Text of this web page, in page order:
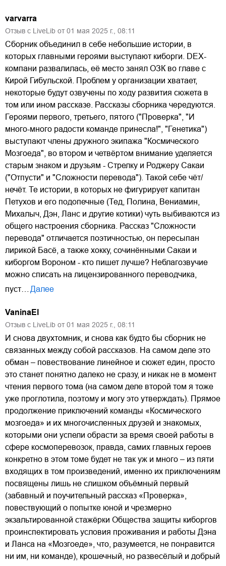
varvarra
Отзыв с LiveLib от 01 мая 2025 г., 08:11
Сборник объединил в себе небольшие истории, в
которых главными героями выступают киборги. DEX-
компани развалилась, её место занял ОЗК во главе с
Кирой Гибульской. Проблем у организации хватает,
некоторые будут озвучены по ходу развития сюжета в
том или ином рассказе. Рассказы сборника чередуются.
Героями первого, третьего, пятого ("Проверка", "И
много-много радости команде принесла!", "Генетика")
выступают члены дружного экипажа "Космического
Мозгоеда", во втором и четвёртом внимание уделяется
старым знаком и друзьям - Стрелку и Роджеру Сакаи
("Отпусти" и "Сложности перевода"). Такой себе чёт/
нечёт. Те истории, в которых не фигурирует капитан
Петухов и его подопечные (Тед, Полина, Вениамин,
Михалыч, Дэн, Ланс и другие котики) чуть выбиваются из
общего настроения сборника. Рассказ "Сложности
перевода" отличается поэтичностью, он пересыпан
лирикой Басё, а также хокку, сочинёнными Сакаи и
киборгом Вороном - кто пишет лучше? Неблагозвучие
можно списать на лицензированного переводчика,
пуст…
Далее
VaninaEl
Отзыв с LiveLib от 01 мая 2025 г., 08:11
И снова двухтомник, и снова как будто бы сборник не
связанных между собой рассказов. На самом деле это
обман – повествование линейное и сюжет един, просто
это станет понятно далеко не сразу, и никак не в момент
чтения первого тома (на самом деле второй том я тоже
уже проглотила, поэтому и могу это утверждать). Прямое
продолжение приключений команды «Космического
мозгоеда» и их многочисленных друзей и знакомых,
которыми они успели обрасти за время своей работы в
сфере космоперевозок, правда, самих главных героев
конкретно в этом томе будет не так уж и много – из пяти
входящих в том произведений, именно их приключениям
посвящены лишь не слишком объёмный первый
(забавный и поучительный рассказ «Проверка»,
повествующий о попытке юной и чрезмерно
экзальтированной стажёрки Общества защиты киборгов
проинспектировать условия проживания и работы Дэна
и Ланса на «Мозгоеде», что, разумеется, не понравится
ни им, ни команде), крошечный, но развесёлый и добрый